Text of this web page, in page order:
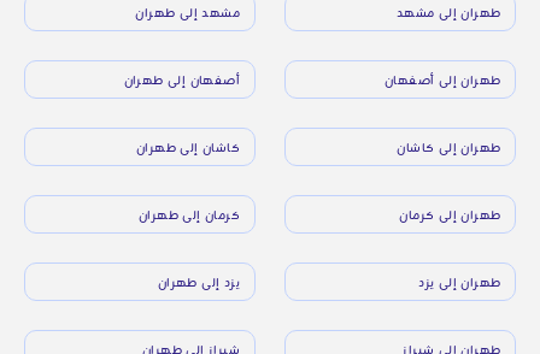
طهران إلى مشهد مشهد إلى طهران
طهران إلى أصفهان أصفهان إلى طهران
طهران إلى كاشان كاشان إلى طهران
طهران إلى كرمان كرمان إلى طهران
طهران إلى يزد يزد إلى طهران
طهران إلى شيراز شيراز إلى طهران